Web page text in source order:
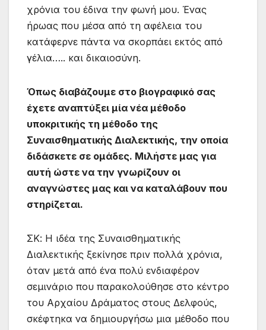
χρόνια του έδινα την φωνή μου. Ένας
ήρωας που μέσα από τη αφέλεια του
κατάφερνε πάντα να σκορπάει εκτός από
γέλια….. και δικαιοσύνη.
Όπως διαβάζουμε στο βιογραφικό σας
έχετε αναπτύξει μία νέα μέθοδο
υποκριτικής τη μέθοδο της
Συναισθηματικής Διαλεκτικής, την οποία
διδάσκετε σε ομάδες. Μιλήστε μας για
αυτή ώστε να την γνωρίζουν οι
αναγνώστες μας και να καταλάβουν που
στηρίζεται.
ΣΚ: Η ιδέα της Συναισθηματικής
Διαλεκτικής ξεκίνησε πριν πολλά χρόνια,
όταν μετά από ένα πολύ ενδιαφέρον
σεμινάριο που παρακολούθησε στο κέντρο
του Αρχαίου Δράματος στους Δελφούς,
σκέφτηκα να δημιουργήσω μια μέθοδο που